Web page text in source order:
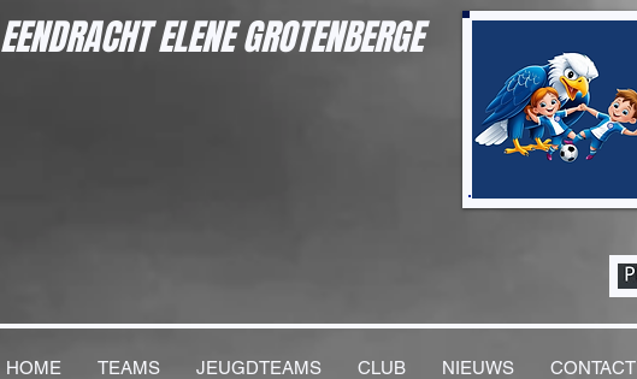
EENDRACHT ELENE GROTENBERGE
HOME TEAMS JEUGDTEAMS CLUB NIEUWS CONTACT